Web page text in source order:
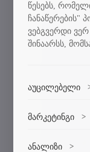
ეროვნული
თბილისის
წესებს,
ჩანაწერების"
ვებგვერდი
შინაარსს,
აუცილებელი
დაშვება
ვებსაიტის
მარკეტინგი >
დაშვება
ანალიზი >